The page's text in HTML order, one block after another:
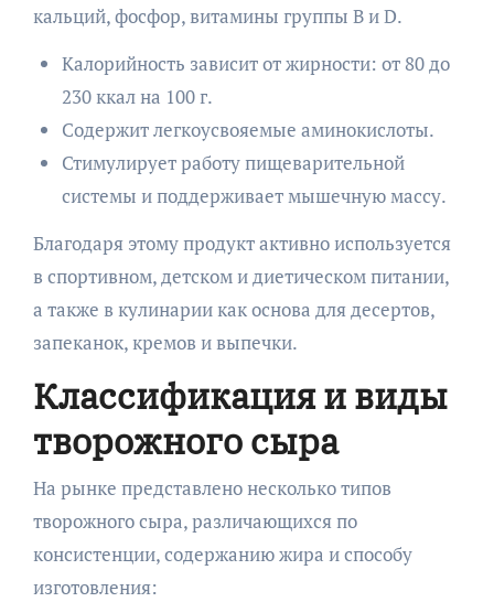
кальций, фосфор, витамины группы B и D.
Калорийность зависит от жирности: от 80 до
230 ккал на 100 г.
Содержит легкоусвояемые аминокислоты.
Стимулирует работу пищеварительной
системы и поддерживает мышечную массу.
Благодаря этому продукт активно используется
в спортивном, детском и диетическом питании,
а также в кулинарии как основа для десертов,
запеканок, кремов и выпечки.
Классификация и виды
творожного сыра
На рынке представлено несколько типов
творожного сыра, различающихся по
консистенции, содержанию жира и способу
изготовления: